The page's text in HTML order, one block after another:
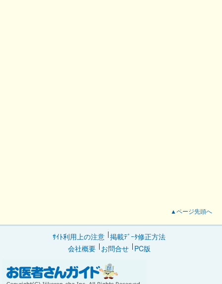
▲ページ先頭へ
ｻｲﾄ利用上の注意 掲載ﾃﾞｰﾀ修正方法
会社概要
お問合せ PC版